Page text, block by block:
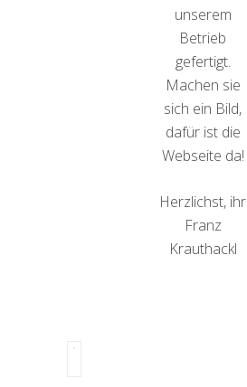
unserem
Betrieb
gefertigt.
Machen sie
sich ein Bild,
dafür ist die
Webseite da!
Herzlichst, ihr
Franz
Krauthackl